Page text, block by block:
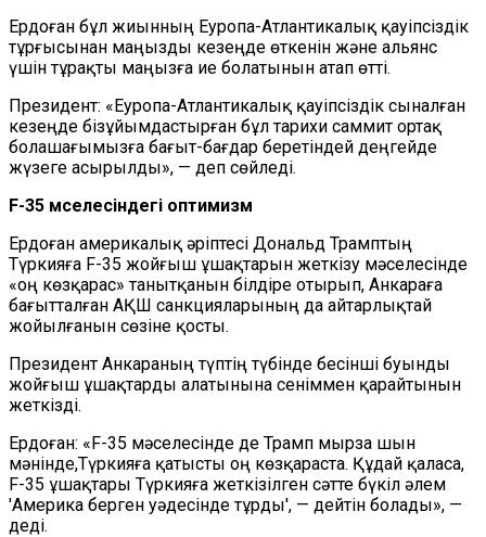
Ердоған бұл жиынның Еуропа-Атлантикалық қауіпсіздік
тұрғысынан маңызды кезеңде өткенін және альянс
үшін тұрақты маңызға ие болатынын атап өтті.
Президент: «Еуропа-Атлантикалық қауіпсіздік сыналған
кезеңде бізұйымдастырған бұл тарихи саммит ортақ
болашағымызға бағыт-бағдар беретіндей деңгейде
жүзеге асырылды», — деп сөйледі.
F-35 мәселесіндегі оптимизм
Ердоған америкалық әріптесі Дональд Трамптың
Түркияға F-35 жойғыш ұшақтарын жеткізу мәселесінде
«оң көзқарас» танытқанын білдіре отырып, Анкараға
бағытталған АҚШ санкцияларының да айтарлықтай
жойылғанын сөзіне қосты.
Президент Анкараның түптің түбінде бесінші буынды
жойғыш ұшақтарды алатынына сеніммен қарайтынын
жеткізді.
Ердоған: «F-35 мәселесінде де Трамп мырза шын
мәнінде,Түркияға қатысты оң көзқараста. Құдай қаласа,
F-35 ұшақтары Түркияға жеткізілген сәтте бүкіл әлем
'Америка берген уәдесінде тұрды', — дейтін болады», —
деді.